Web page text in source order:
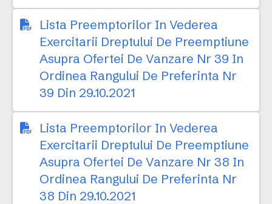
Lista Preemptorilor In Vederea
Exercitarii Dreptului De Preemptiune
Asupra Ofertei De Vanzare Nr 39 In
Ordinea Rangului De Preferinta Nr
39 Din 29.10.2021
Lista Preemptorilor In Vederea
Exercitarii Dreptului De Preemptiune
Asupra Ofertei De Vanzare Nr 38 In
Ordinea Rangului De Preferinta Nr
38 Din 29.10.2021